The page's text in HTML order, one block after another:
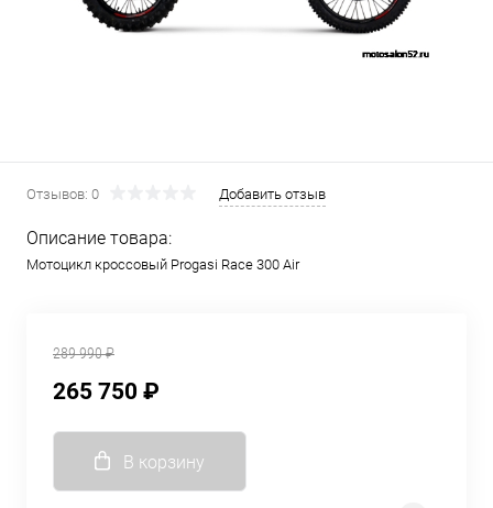
Отзывов: 0 Добавить отзыв
Описание товара:
Мотоцикл кроссовый Progasi Race 300 Air
289 990 ₽
265 750 ₽
В корзину